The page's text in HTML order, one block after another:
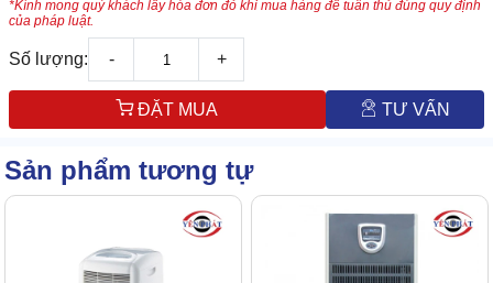
*Kính mong quý khách lấy hóa đơn đỏ khi mua hàng để tuân thủ đúng quy định
của pháp luật.
Số lượng: - +
ĐẶT MUA TƯ VẤN
Sản phẩm tương tự